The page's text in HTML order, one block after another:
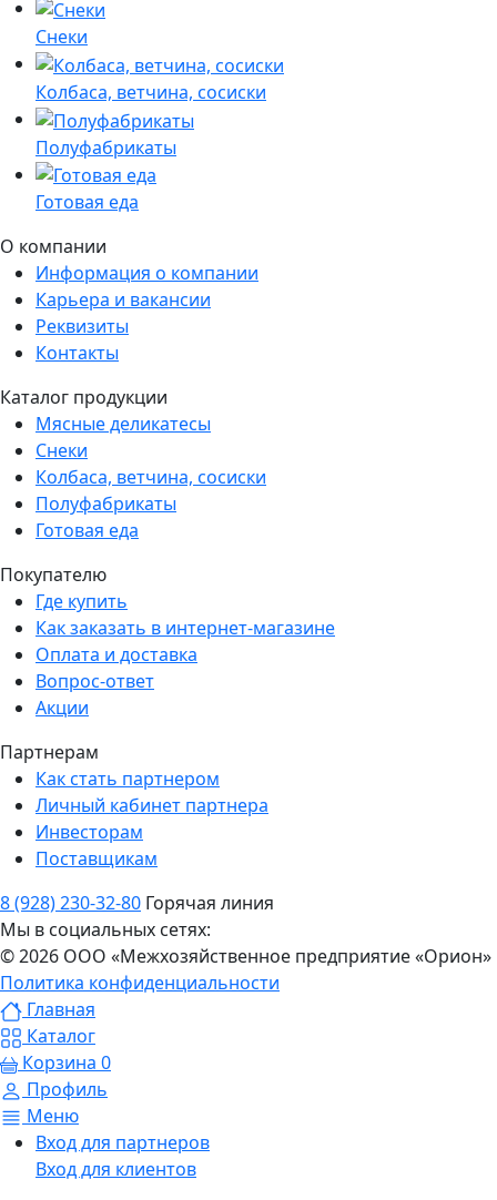
Снеки
Колбаса, ветчина, сосиски
Полуфабрикаты
Готовая еда
О компании
Информация о компании
Карьера и вакансии
Реквизиты
Контакты
Каталог продукции
Мясные деликатесы
Снеки
Колбаса, ветчина, сосиски
Полуфабрикаты
Готовая еда
Покупателю
Где купить
Как заказать в интернет-магазине
Оплата и доставка
Вопрос-ответ
Акции
Партнерам
Как стать партнером
Личный кабинет партнера
Инвесторам
Поставщикам
8 (928) 230-32-80 Горячая линия
Мы в социальных сетях:
© 2026 ООО «Межхозяйственное предприятие «Орион»
Политика конфиденциальности
Главная
Каталог
Корзина 0
Профиль
Меню
Вход для партнеров
Вход для клиентов